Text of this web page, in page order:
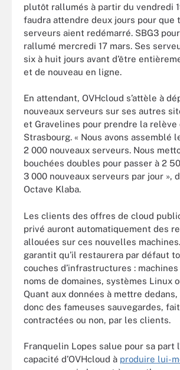
plutôt rallumés à partir du vendredi
faudra attendre deux jours pour que
serveurs aient redémarré. SBG3
rallumé mercredi 17 mars. Ses
six à huit jours avant d’être
et de nouveau en ligne.
En attendant, OVHcloud s’attèle à
nouveaux serveurs sur ses autres
et Gravelines pour prendre la relève
Strasbourg. « Nous avons assemblé
2 000 nouveaux serveurs. Nous
bouchées doubles pour passer à 2
3 000 nouveaux serveurs par jour »,
Octave Klaba.
Les clients des offres de cloud
privé auront automatiquement des
allouées sur ces nouvelles
garantit qu’il restaurera par défaut
couches d’infrastructures :
noms de domaines, systèmes Linux
Quant aux données à mettre
donc des fameuses sauvegardes,
contractées ou non, par les clients.
Franquelin Lopes salue pour sa part
capacité d’OVHcloud à produire lui-